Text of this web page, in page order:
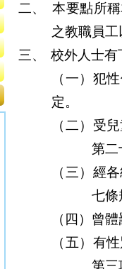
二、
本要點所
之教職員工
三、
校外人士有
（一）犯
定。
（二）受
第二
（三）經
七條
（四）曾
（五）有
第三